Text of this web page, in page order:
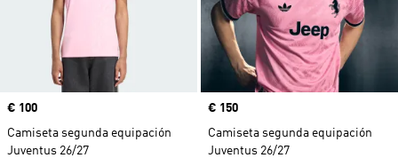
Precio
€ 100
Camiseta segunda equipación
Juventus 26/27
Precio
€ 150
Camiseta segunda equipación
Juventus 26/27